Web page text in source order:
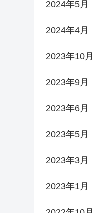
2024年5月
2024年4月
2023年10月
2023年9月
2023年6月
2023年5月
2023年3月
2023年1月